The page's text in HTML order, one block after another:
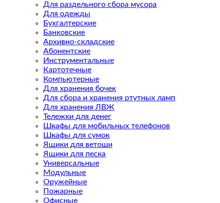
Для раздельного сбора мусора
Для одежды
Бухгалтерские
Банковские
Архивно-складские
Абонентские
Инструментальные
Картотечные
Компьютерные
Для хранения бочек
Для сбора и хранения ртутных ламп
Для хранения ЛВЖ
Тележки для денег
Шкафы для мобильных телефонов
Шкафы для сумок
Ящики для ветоши
Ящики для песка
Универсальные
Модульные
Оружейные
Пожарные
Офисные